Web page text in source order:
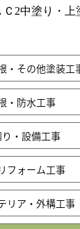
2中塗り・上
・その他塗装工
・防水工事
・設備工事
フォーム工事
リア・外構工事